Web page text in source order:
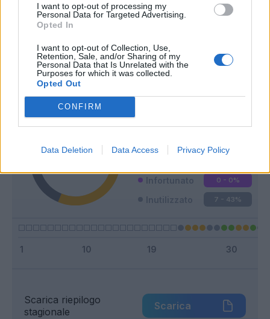
I want to opt-out of processing my
Personal Data for Targeted Advertising.
Opted In
I want to opt-out of Collection, Use,
Retention, Sale, and/or Sharing of my
Personal Data that Is Unrelated with the
Purposes for which it was collected.
Opted Out
CONFIRM
Data Deletion Data Access Privacy Policy
Classic
Riepilogo stagione
Infortunato 0 - 0%
Inutilizzato 7 - 43%
Scarica riepilogo
stagionale
Scarica